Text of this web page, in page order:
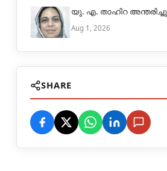
യു. എ. താഹിറ അന്തരിച്ചു
Aug 1, 2026
SHARE